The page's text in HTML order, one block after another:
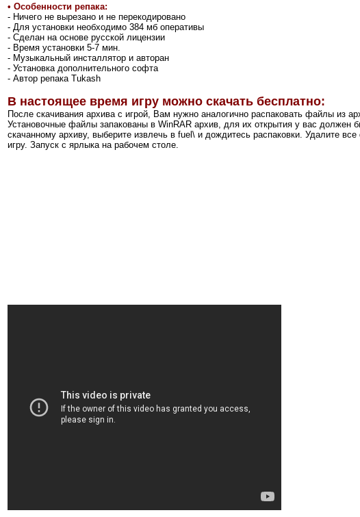
• Особенности репака:
- Ничего не вырезано и не перекодировано
- Для установки необходимо 384 мб оперативы
- Сделан на основе русской лицензии
- Время установки 5-7 мин.
- Музыкальный инсталлятор и авторан
- Установка дополнительного софта
- Автор репака Tukash
В настоящее время игру можно скачать бесплатно:
После скачивания архива с игрой, Вам нужно аналогично распаковать файлы из
Установочные файлы запакованы в WinRAR архив, для их открытия у вас должен
скачанному архиву, выберите извлечь в fuel\ и дождитесь распаковки. Удалите
игру. Запуск с ярлыка на рабочем столе.